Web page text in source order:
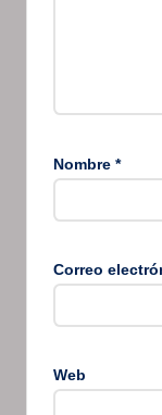
Nombre *
Correo
Web